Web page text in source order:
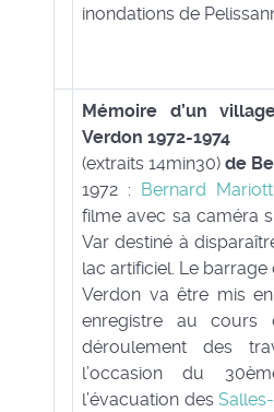
inondations de
Mémoire d’un
Verdon 1972-1974
(extraits 14min30) de
1972 :
Bernard
filme avec sa caméra
Var destiné à
lac artificiel. Le
Verdon va être mis
enregistre au cours
déroulement des
l’occasion du
l’évacuation des